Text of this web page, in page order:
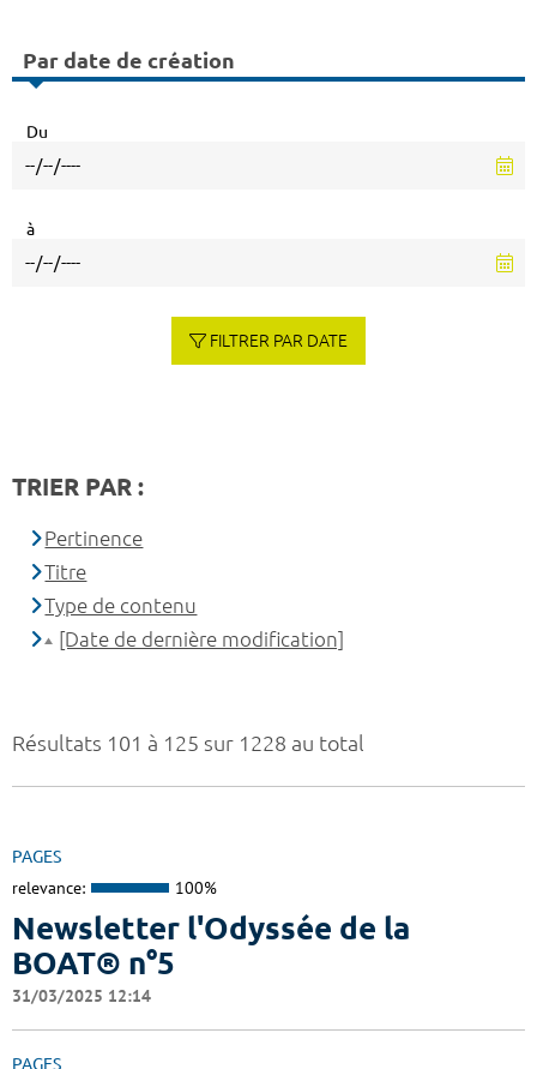
Résultats 101 à 125 sur 1228 au total
PAGES
relevance: 100%
Newsletter l'Odyssée de la
BOAT® n°5
31/03/2025 12:14
PAGES
Par date de création
Du
à
FILTRER PAR DATE
TRIER PAR :
Pertinence
Titre
Type de contenu
[Date de dernière modification]